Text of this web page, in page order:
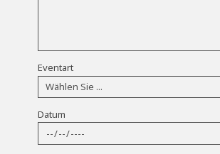
Eventart
Datum